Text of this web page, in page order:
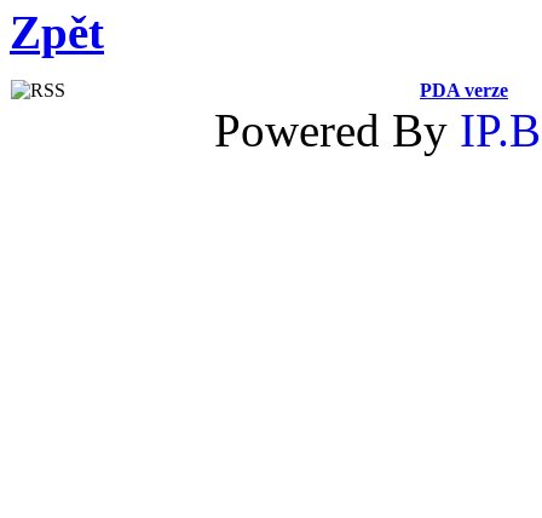
Zpět
PDA verze
Powered By